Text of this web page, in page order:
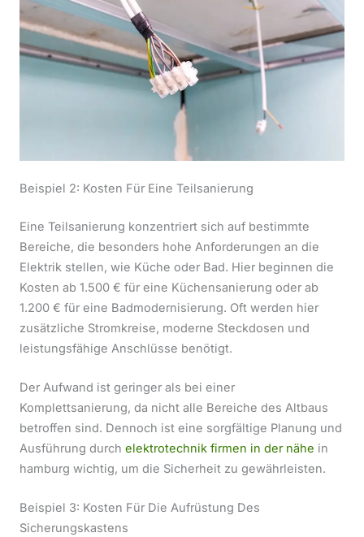
Beispiel 2: Kosten Für Eine Teilsanierung
Eine Teilsanierung konzentriert sich auf bestimmte
Bereiche, die besonders hohe Anforderungen an die
Elektrik stellen, wie Küche oder Bad. Hier beginnen die
Kosten ab 1.500 € für eine Küchensanierung oder ab
1.200 € für eine Badmodernisierung. Oft werden hier
zusätzliche Stromkreise, moderne Steckdosen und
leistungsfähige Anschlüsse benötigt.
Der Aufwand ist geringer als bei einer
Komplettsanierung, da nicht alle Bereiche des Altbaus
betroffen sind. Dennoch ist eine sorgfältige Planung und
Ausführung durch elektrotechnik firmen in der nähe in
hamburg wichtig, um die Sicherheit zu gewährleisten.
Beispiel 3: Kosten Für Die Aufrüstung Des
Sicherungskastens